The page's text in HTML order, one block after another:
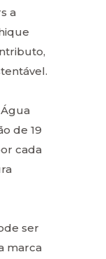
a
de 19
cada
ser
marca